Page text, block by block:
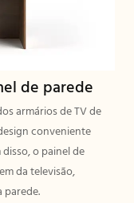
de parede
armários de TV de
conveniente
o painel de
da televisão,
parede.